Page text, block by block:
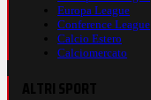
Europa League
Conference League
Calcio Estero
Calciomercato